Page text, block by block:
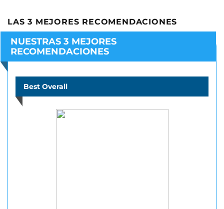
LAS 3 MEJORES RECOMENDACIONES
NUESTRAS 3 MEJORES
RECOMENDACIONES
Best Overall